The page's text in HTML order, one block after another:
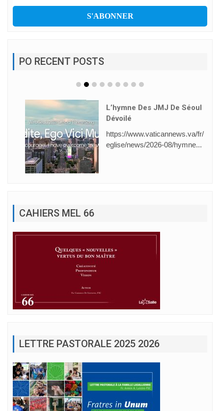
PO RECENT POSTS
L’hymne Des JMJ De Séoul
Dévoilé
https://www.vaticannews.va/fr/
eglise/news/2026-08/hymne...
CAHIERS MEL 66
LETTRE PASTORALE 2025 2026